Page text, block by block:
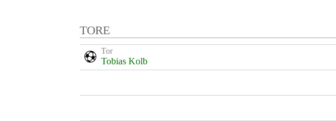
TORE
Tor
Tobias Kolb